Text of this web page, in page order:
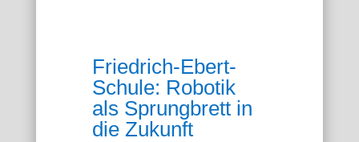
Friedrich-Ebert-
Schule: Robotik
als Sprungbrett in
die Zukunft